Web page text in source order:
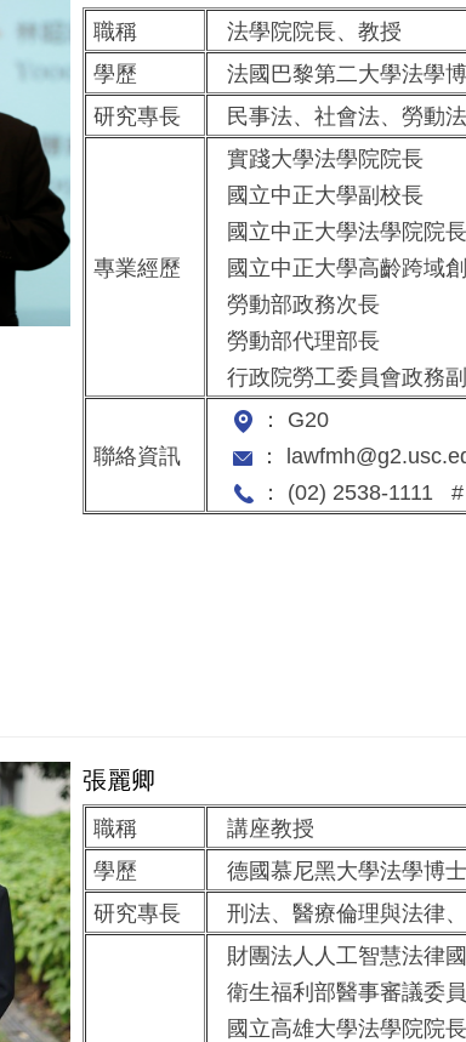
職稱
法學院院長、教授
學歷
法國巴黎第二大學法學
研究專長
民事法、社會法、勞動
專業經歷
實踐大學法學院院長
國立中正大學副校長
國立中正大學法學院院長
國立中正大學高齡跨域
勞動部政務次長
勞動部代理部長
行政院勞工委員會政務
聯絡資訊
： G20
：
： (02) 2538-1111
張麗卿
職稱
講座教授
學歷
德國慕尼黑大學法學博
研究專長
刑法、醫療倫理與法律
財團法人人工智慧法律
衛生福利部醫事審議委
國立高雄大學法學院院長